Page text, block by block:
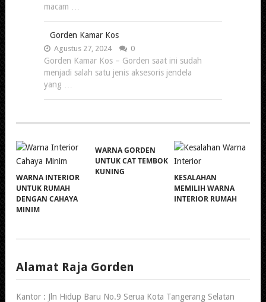
macam …
Gorden Kamar Kos
Agustus 27, 2024 0
Gorden Kamar Kos – Gorden saat ini sudah
menjadi salah satu jenis aksesoris jendela
yang …
WARNA INTERIOR
UNTUK RUMAH
DENGAN CAHAYA
MINIM
WARNA GORDEN
UNTUK CAT TEMBOK
KUNING
KESALAHAN
MEMILIH WARNA
INTERIOR RUMAH
Alamat Raja Gorden
Kantor : Jln Hidup Baru No.9 Serua Kota Tangerang Selatan